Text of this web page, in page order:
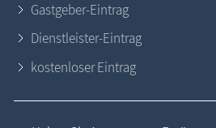
Gastgeber-Eintrag
Dienstleister-Eintrag
kostenloser Eintrag